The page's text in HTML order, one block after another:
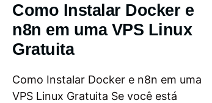
Como Instalar Docker e
n8n em uma VPS Linux
Gratuita
Como Instalar Docker e n8n em uma
VPS Linux Gratuita Se você está